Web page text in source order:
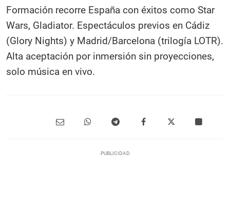
Formación recorre España con éxitos como Star
Wars, Gladiator. Espectáculos previos en Cádiz
(Glory Nights) y Madrid/Barcelona (trilogía LOTR).
Alta aceptación por inmersión sin proyecciones,
solo música en vivo.